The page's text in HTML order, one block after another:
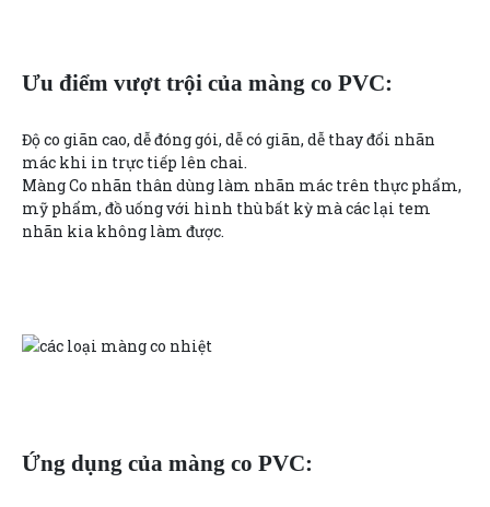
Ưu điểm vượt trội của màng co PVC:
Độ co giãn cao, dễ đóng gói, dễ có giãn, dễ thay đổi nhãn
mác khi in trực tiếp lên chai.
Màng Co nhãn thân dùng làm nhãn mác trên thực phẩm,
mỹ phẩm, đồ uống với hình thù bất kỳ mà các lại tem
nhãn kia không làm được.
Ứng dụng của màng co PVC: